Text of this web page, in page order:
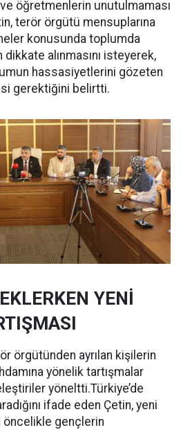
öğretmenlerin unutulmaması
terör örgütü mensuplarına
konusunda toplumda
dikkate alınmasını isteyerek,
hassasiyetlerini gözeten
gerektiğini belirtti.
YENİ
örgütünden ayrılan kişilerin
yönelik tartışmalar
yöneltti.Türkiye’de
ifade eden Çetin, yeni
öncelikle gençlerin